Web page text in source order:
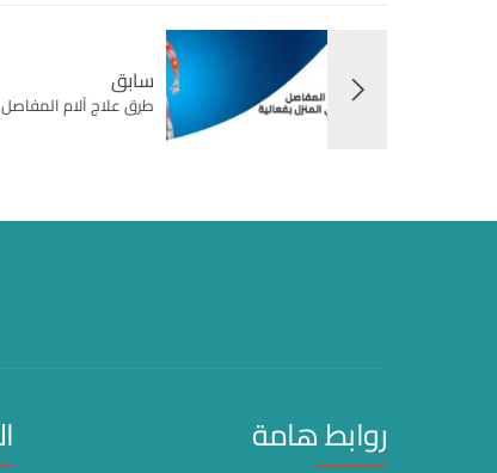
سابق
طرق علاج آلام المفاصل
روابط هامة